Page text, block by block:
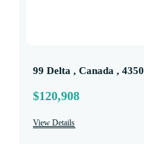
99 Delta , Canada , 4350
$120,908
View Details